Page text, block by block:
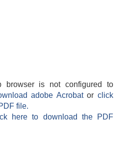
browser is not configured to
adobe Acrobatorclick
file.
here to download the PDF